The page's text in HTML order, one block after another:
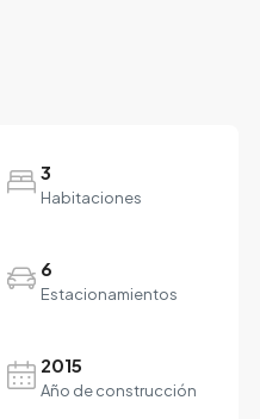
3
Habitaciones
6
Estacionamientos
2015
Año de construcción